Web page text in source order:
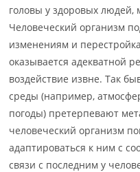
головы у здоровых людей,
Человеческий организм
изменениям и
оказывается адекватной
воздействие извне. Так
среды (например,
погоды) претерпевают
человеческий организм
адаптироваться к ним с
связи с последним у